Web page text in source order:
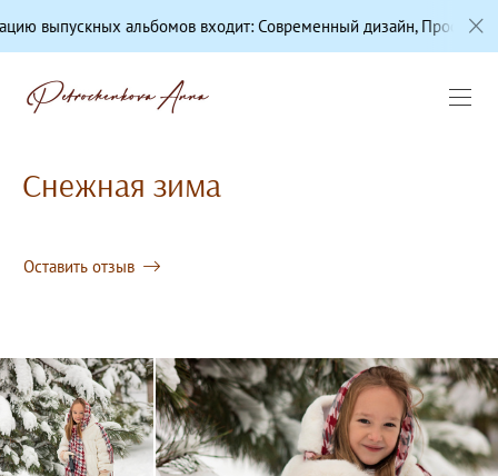
альбомов входит: Современный дизайн, Профессиональная
Снежная зима
Оставить отзыв